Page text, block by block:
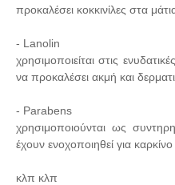
προκαλέσει κοκκινίλες στα
- Lanolin
χρησιμοποιείται στις
να προκαλέσει ακμή και
- Parabens
χρησιμοποιούνται ως
έχουν ενοχοποιηθεί για
κλπ κλπ